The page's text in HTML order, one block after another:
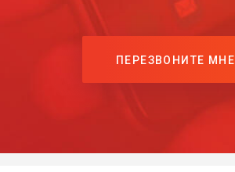
ПЕРЕЗВОНИТЕ МНЕ